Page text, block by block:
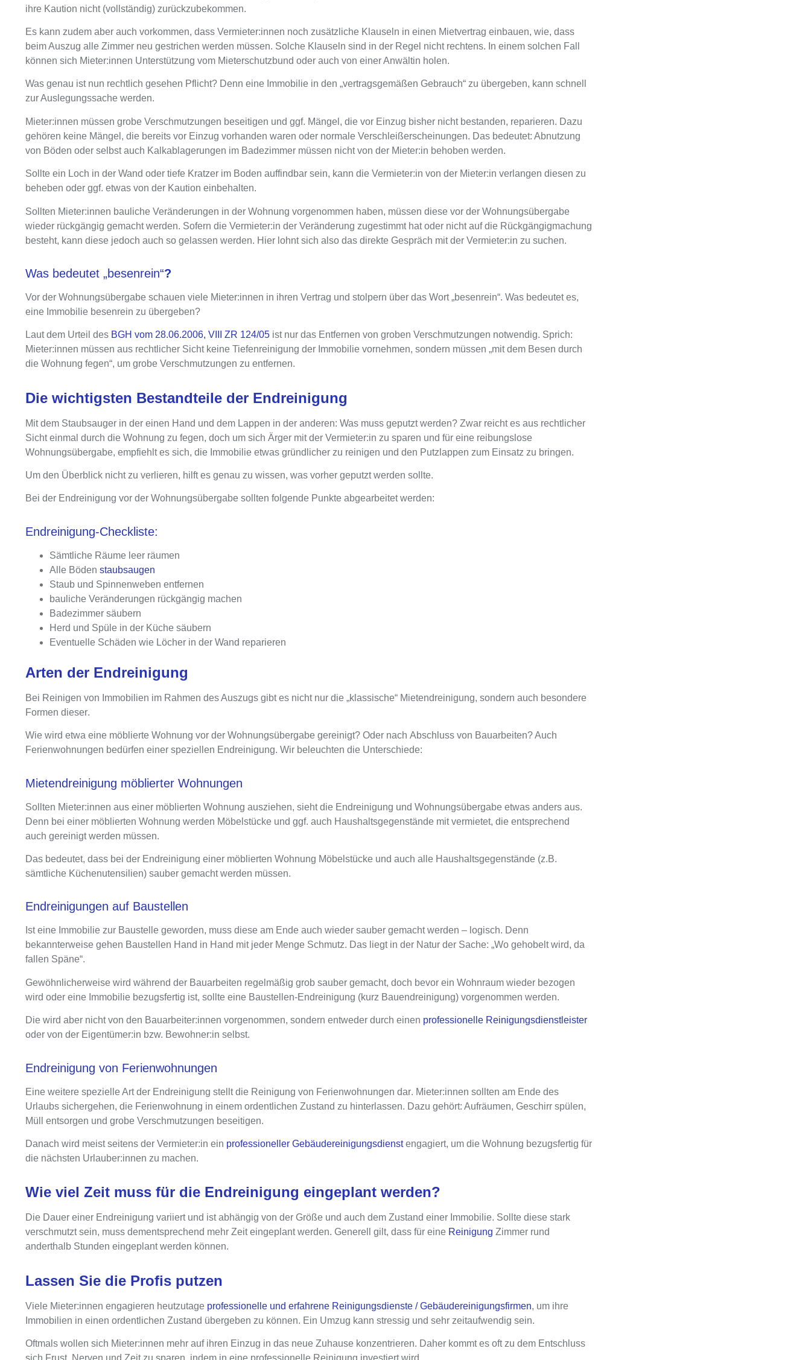
ihre Kaution nicht (vollständig) zurückzubekommen.
Es kann zudem aber auch vorkommen, dass Vermieter:innen noch zusätzliche Klauseln in einen Mietvertrag einbauen, wie, dass
beim Auszug alle Zimmer neu gestrichen werden müssen. Solche Klauseln sind in der Regel nicht rechtens. In einem solchen Fall
können sich Mieter:innen Unterstützung vom Mieterschutzbund oder auch von einer Anwältin holen.
Was genau ist nun rechtlich gesehen Pflicht? Denn eine Immobilie in den „vertragsgemäßen Gebrauch“ zu übergeben, kann schnell
zur Auslegungssache werden.
Mieter:innen müssen grobe Verschmutzungen beseitigen und ggf. Mängel, die vor Einzug bisher nicht bestanden, reparieren. Dazu
gehören keine Mängel, die bereits vor Einzug vorhanden waren oder normale Verschleißerscheinungen. Das bedeutet: Abnutzung
von Böden oder selbst auch Kalkablagerungen im Badezimmer müssen nicht von der Mieter:in behoben werden.
Sollte ein Loch in der Wand oder tiefe Kratzer im Boden auffindbar sein, kann die Vermieter:in von der Mieter:in verlangen diesen zu
beheben oder ggf. etwas von der Kaution einbehalten.
Sollten Mieter:innen bauliche Veränderungen in der Wohnung vorgenommen haben, müssen diese vor der Wohnungsübergabe
wieder rückgängig gemacht werden. Sofern die Vermieter:in der Veränderung zugestimmt hat oder nicht auf die Rückgängigmachung
besteht, kann diese jedoch auch so gelassen werden. Hier lohnt sich also das direkte Gespräch mit der Vermieter:in zu suchen.
Was bedeutet „besenrein“?
Vor der Wohnungsübergabe schauen viele Mieter:innen in ihren Vertrag und stolpern über das Wort „besenrein“. Was bedeutet es,
eine Immobilie besenrein zu übergeben?
Laut dem Urteil des BGH vom 28.06.2006, VIII ZR 124/05 istnur das Entfernen von groben Verschmutzungen notwendig. Sprich:
Mieter:innen müssen aus rechtlicher Sicht keine Tiefenreinigung der Immobilie vornehmen, sondern müssen „mit dem Besen durch
die Wohnung fegen“, um grobe Verschmutzungen zu entfernen.
Die wichtigsten Bestandteile der Endreinigung
Mit dem Staubsauger in der einen Hand und dem Lappen in der anderen: Was muss geputzt werden? Zwar reicht es aus rechtlicher
Sicht einmal durch die Wohnung zu fegen, doch um sich Ärger mit der Vermieter:in zu sparen und für eine reibungslose
Wohnungsübergabe, empfiehlt es sich, die Immobilie etwas gründlicher zu reinigen und den Putzlappen zum Einsatz zu bringen.
Um den Überblick nicht zu verlieren, hilft es genau zu wissen, was vorher geputzt werden sollte.
Bei der Endreinigung vor der Wohnungsübergabe sollten folgende Punkte abgearbeitet werden:
Endreinigung-Checkliste:
Sämtliche Räume leer räumen
Alle Böden staubsaugen
Staub und Spinnenweben entfernen
bauliche Veränderungen rückgängig machen
Badezimmer säubern
Herd und Spüle in der Küche säubern
Eventuelle Schäden wie Löcher in der Wand reparieren
Arten der Endreinigung
Bei Reinigen von Immobilien im Rahmen des Auszugs gibt es nicht nur die „klassische“ Mietendreinigung, sondern auch besondere
Formen dieser.
Wie wird etwa eine möblierte Wohnung vor der Wohnungsübergabe gereinigt? Oder nach Abschluss von Bauarbeiten? Auch
Ferienwohnungen bedürfen einer speziellen Endreinigung. Wir beleuchten die Unterschiede:
Mietendreinigung möblierter Wohnungen
Sollten Mieter:innen aus einer möblierten Wohnung ausziehen, sieht die Endreinigung und Wohnungsübergabe etwas anders aus.
Denn bei einer möblierten Wohnung werden Möbelstücke und ggf. auch Haushaltsgegenstände mit vermietet, die entsprechend
auch gereinigt werden müssen.
Das bedeutet, dass bei der Endreinigung einer möblierten Wohnung Möbelstücke und auch alle Haushaltsgegenstände (z.B.
sämtliche Küchenutensilien) sauber gemacht werden müssen.
Endreinigungen auf Baustellen
Ist eine Immobilie zur Baustelle geworden, muss diese am Ende auch wieder sauber gemacht werden – logisch. Denn
bekannterweise gehen Baustellen Hand in Hand mit jeder Menge Schmutz. Das liegt in der Natur der Sache: „Wo gehobelt wird, da
fallen Späne“.
Gewöhnlicherweise wird während der Bauarbeiten regelmäßig grob sauber gemacht, doch bevor ein Wohnraum wieder bezogen
wird oder eine Immobilie bezugsfertig ist, sollte eine Baustellen-Endreinigung (kurz Bauendreinigung) vorgenommen werden.
Die wird aber nicht von den Bauarbeiter:innen vorgenommen, sondern entweder durch einen professionelle Reinigungsdienstleister
oder von der Eigentümer:in bzw. Bewohner:in selbst.
Endreinigung von Ferienwohnungen
Eine weitere spezielle Art der Endreinigung stellt die Reinigung von Ferienwohnungen dar. Mieter:innen sollten am Ende des
Urlaubs sichergehen, die Ferienwohnung in einem ordentlichen Zustand zu hinterlassen. Dazu gehört: Aufräumen, Geschirr spülen,
Müll entsorgen und grobe Verschmutzungen beseitigen.
Danach wird meist seitens der Vermieter:in ein professioneller Gebäudereinigungsdienstengagiert, um die Wohnung bezugsfertig für
die nächsten Urlauber:innen zu machen.
Wie viel Zeit muss für die Endreinigung eingeplant werden?
Die Dauer einer Endreinigung variiert und istabhängig von der Größe und auch dem Zustand einer Immobilie. Sollte diese stark
verschmutzt sein, muss dementsprechend mehr Zeit eingeplant werden. Generell gilt, dass für eine Reinigung Zimmer rund
anderthalb Stunden eingeplantwerden können.
Lassen Sie die Profis putzen
Viele Mieter:innen engagieren heutzutage professionelle und erfahrene Reinigungsdienste / Gebäudereinigungsfirmen, um ihre
Immobilien in einen ordentlichen Zustand übergeben zu können. Ein Umzug kann stressig und sehr zeitaufwendig sein.
Oftmals wollen sich Mieter:innen mehr auf ihren Einzug in das neue Zuhause konzentrieren. Daher kommt es oft zu dem Entschluss